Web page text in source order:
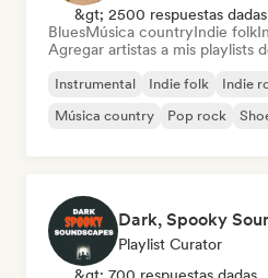
&gt; 2500 respuestas dadas
BluesMúsica countryIndie folk
Agregar artistas a mis playlists
Instrumental Indie folk Indie
Música country
Pop rock
Dark, Spooky
Playlist Curator